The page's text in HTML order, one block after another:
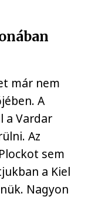
már nem
A
a Vardar
Az
sem
a Kiel
Nagyon